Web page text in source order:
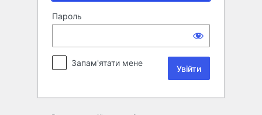
Пароль
Запам'ятати мене